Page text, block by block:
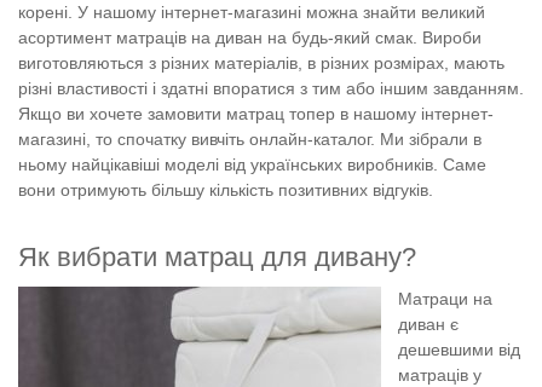
корені. У нашому інтернет-магазині можна знайти великий
асортимент матраців на диван на будь-який смак. Вироби
виготовляються з різних матеріалів, в різних розмірах, мають
різні властивості і здатні впоратися з тим або іншим завданням.
Якщо ви хочете замовити матрац топер в нашому інтернет-
магазині, то спочатку вивчіть онлайн-каталог. Ми зібрали в
ньому найцікавіші моделі від українських виробників. Саме
вони отримують більшу кількість позитивних відгуків.
Як вибрати матрац для дивану?
Матраци на
диван є
дешевшими від
матраців у